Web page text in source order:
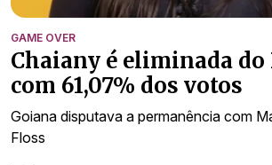
GAME OVER
Chaiany é eliminada do
com 61,07% dos votos
Goiana disputava a permanência com
Floss